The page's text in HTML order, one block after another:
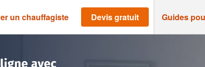
un chauffagiste Devis gratuit Guides